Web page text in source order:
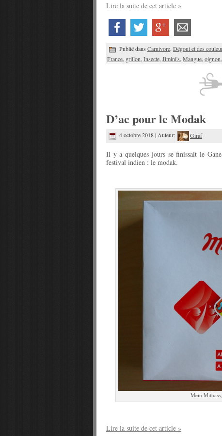
Lire la suite de cet article »
Publié dans Carnivore Dégout et des
France grillon Insecte Jimini's Mangue oignon
D’ac pour le Modak
4 octobre 2018 | Auteur: Giraf
Il y a quelques jours se finissait le
festival indien : le modak.
Mein
Lire la suite de cet article »